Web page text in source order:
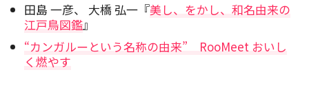
田島 一彦、 大橋 弘一『美し、をかし、和名由来の
江戸鳥図鑑』
“カンガルーという名称の由来” RooMeet おいし
く燃やす